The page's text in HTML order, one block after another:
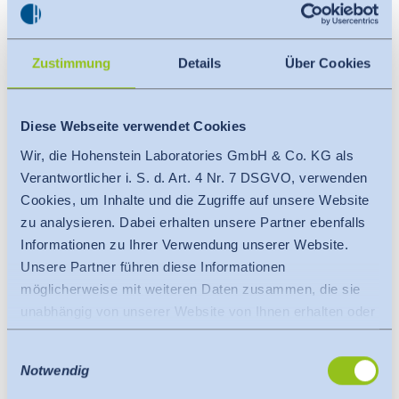
Zustimmung Details Über Cookies
Diese Webseite verwendet Cookies
Wir, die Hohenstein Laboratories GmbH & Co. KG als
Verantwortlicher i. S. d. Art. 4 Nr. 7 DSGVO, verwenden
Cookies, um Inhalte und die Zugriffe auf unsere Website
zu analysieren. Dabei erhalten unsere Partner ebenfalls
Informationen zu Ihrer Verwendung unserer Website.
Unsere Partner führen diese Informationen
möglicherweise mit weiteren Daten zusammen, die sie
unabhängig von unserer Website von Ihnen erhalten oder
gesammelt haben.
Es findet eine Datenübermittlung an ein Drittland oder
eine internationale Organisation statt. Berücksichtigt
Notwendig